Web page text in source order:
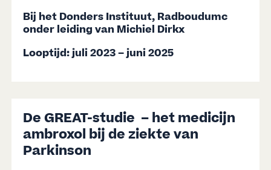
Bij het Donders Instituut, Radboudumc
onder leiding van Michiel Dirkx
Looptijd: juli 2023– juni 2025
De GREAT-studie – het medicijn
ambroxol bij de ziekte van
Parkinson